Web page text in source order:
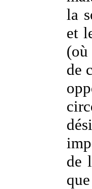
la
et
de
de